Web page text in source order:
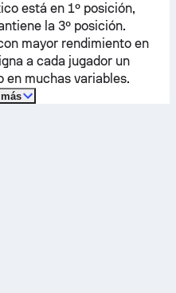
está en 1º posición,
la 3º posición.
mayor rendimiento en
a cada jugador un
en muchas variables.